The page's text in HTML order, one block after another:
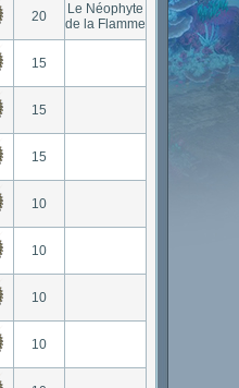
20
Le Néophyte
de la Flamme
15
15
15
10
10
10
10